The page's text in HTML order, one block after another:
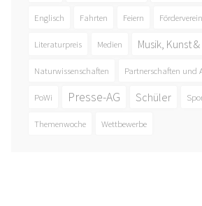
Englisch Fahrten Feiern Förderverein
Literaturpreis Medien Musik, Kunst &
Naturwissenschaften Partnerschaften und
PoWi Presse-AG Schüler
Themenwoche Wettbewerbe